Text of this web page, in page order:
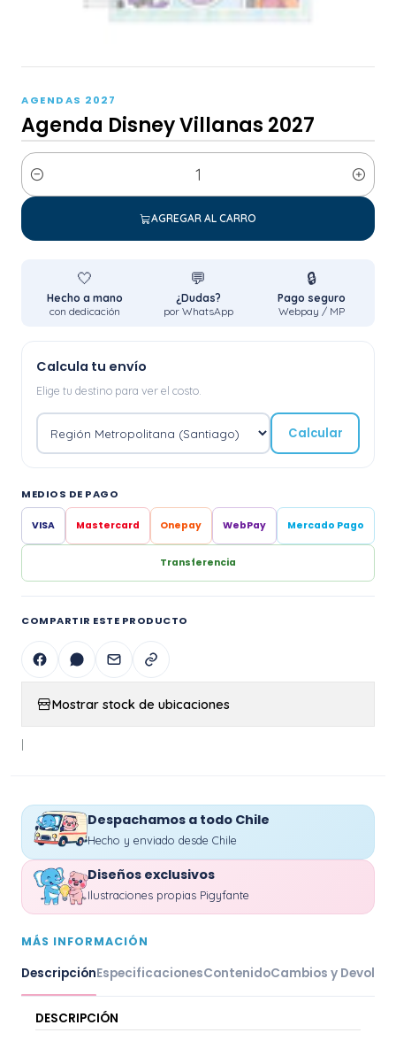
AGENDAS 2027
Agenda Disney Villanas 2027
Cantidad
AGREGAR AL CARRO
🤍
Hecho a mano
con dedicación
💬
¿Dudas?
por WhatsApp
🔒
Pago seguro
Webpay / MP
Calcula tu envío
Elige tu destino para ver el costo.
Calcular
MEDIOS DE PAGO
VISA Mastercard Onepay WebPay Mercado Pago
Transferencia
COMPARTIR ESTE PRODUCTO
Mostrar stock de ubicaciones
|
Despachamos a todo Chile
Hecho y enviado desde Chile
Diseños exclusivos
Ilustraciones propias Pigyfante
MÁS INFORMACIÓN
DescripciónEspecificacionesContenidoCambios y
DESCRIPCIÓN